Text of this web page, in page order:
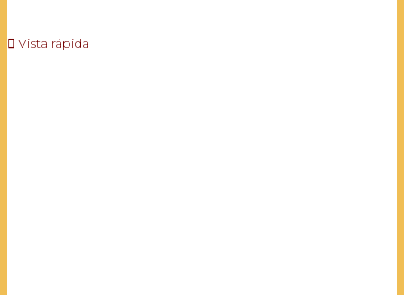
 Vista rápida